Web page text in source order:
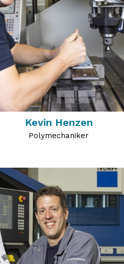
Kevin Henzen
Polymechaniker